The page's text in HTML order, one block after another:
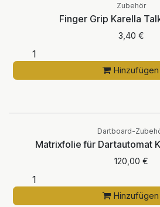
Zubehör
Finger Grip Karella
3,40 €
Hinzufügen
Dartboard-
Matrixfolie für Dartautomat
120,00 €
Hinzufügen